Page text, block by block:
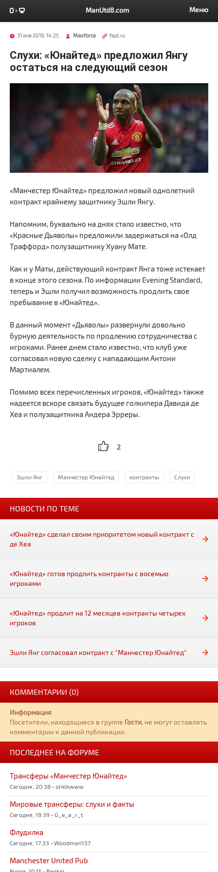
ManUtd8.com Меню
31 янв 2019, 14:25 Maxforce fapl.ru
Слухи: «Юнайтед» предложил Янгу
остаться на следующий сезон
«Манчестер Юнайтед» предложил новый однолетний
контракт крайнему защитнику Эшли Янгу.
Напомним, буквально на днях стало известно, что
«Красные Дьяволы» предложили задержаться на «Олд
Траффорд» полузащитнику Хуану Мате.
Как и у Маты, действующий контракт Янга тоже истекает
в конце этого сезона. По информации Evening Standard,
теперь и Эшли получил возможность продлить свое
пребывание в «Юнайтед».
В данный момент «Дьяволы» развернули довольно
бурную деятельность по продлению сотрудничества с
игроками. Ранее днем стало известно, что клуб уже
согласовал новую сделку с нападающим Антони
Мартиалем.
Помимо всех перечисленных игроков, «Юнайтед» также
надеется вскоре связать будущее голкипера Давида де
Хеа и полузащитника Андера Эрреры.
2
Эшли Янг Манчестер Юнайтед контракты Слухи
НОВОСТИ ПО ТЕМЕ
«Юнайтед» сделал своим приоритетом новый контракт с
де Хеа
«Юнайтед» готов продлить контракты с восемью
игроками
«Юнайтед» продлит на 12 месяцев контракты четырех
игроков
Эшли Янг согласовал контракт с "Манчестер Юнайтед"
КОММЕНТАРИИ (0)
Информация
Посетители, находящиеся в группе Гости, не могут оставлять
комментарии к данной публикации.
ПОСЛЕДНЕЕ НА ФОРУМЕ
Трансферы «Манчестер Юнайтед»
Сегодня, 20:38 • st4lkwww
Мировые трансферы: слухи и факты
Сегодня, 19:39 • G_e_a_r_t
Флудилка
Сегодня, 17:33 • Woodman137
Manchester United Pub